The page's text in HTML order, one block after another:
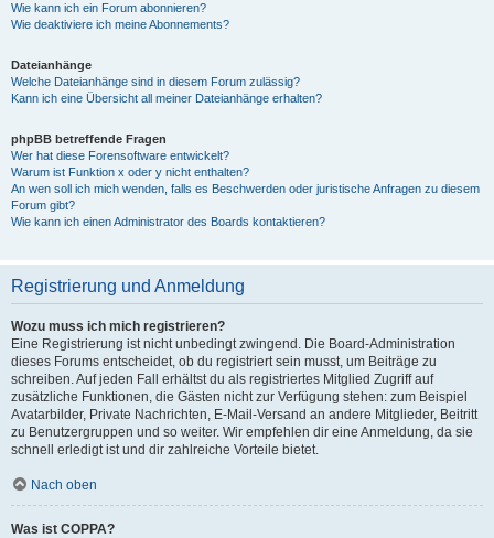
Wie kann ich ein Forum abonnieren?
Wie deaktiviere ich meine Abonnements?
Dateianhänge
Welche Dateianhänge sind in diesem Forum zulässig?
Kann ich eine Übersicht all meiner Dateianhänge erhalten?
phpBB betreffende Fragen
Wer hat diese Forensoftware entwickelt?
Warum ist Funktion x oder y nicht enthalten?
An wen soll ich mich wenden, falls es Beschwerden oder juristische Anfragen zu diesem
Forum gibt?
Wie kann ich einen Administrator des Boards kontaktieren?
Registrierung und Anmeldung
Wozu muss ich mich registrieren?
Eine Registrierung ist nicht unbedingt zwingend. Die Board-Administration
dieses Forums entscheidet, ob du registriert sein musst, um Beiträge zu
schreiben. Auf jeden Fall erhältst du als registriertes Mitglied Zugriff auf
zusätzliche Funktionen, die Gästen nicht zur Verfügung stehen: zum Beispiel
Avatarbilder, Private Nachrichten, E-Mail-Versand an andere Mitglieder, Beitritt
zu Benutzergruppen und so weiter. Wir empfehlen dir eine Anmeldung, da sie
schnell erledigt ist und dir zahlreiche Vorteile bietet.
Nach oben
Was ist COPPA?